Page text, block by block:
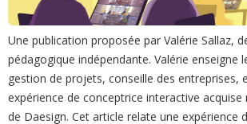
Une publication proposée par Valérie Sallaz,
pédagogique indépendante. Valérie enseigne
gestion de projets, conseille des entreprises,
expérience de conceptrice interactive
de Daesign. Cet article relate une expérience